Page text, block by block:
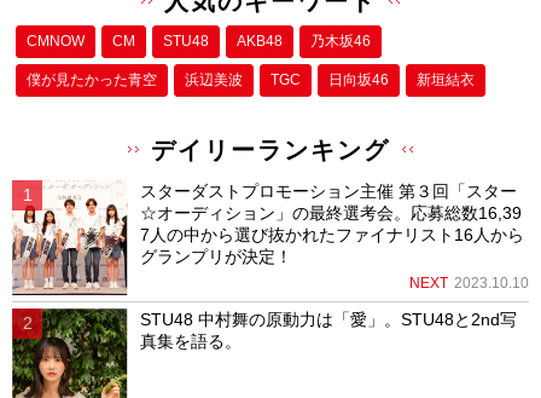
CMNOW CM STU48 AKB48 乃木坂46
僕が⾒たかった⻘空 浜辺美波 TGC 日向坂46 新垣結衣
デイリーランキング
スターダストプロモーション主催 第３回「スター
☆オーディション」の最終選考会。応募総数16,39
7人の中から選び抜かれたファイナリスト16人から
グランプリが決定！
NEXT 2023.10.10
STU48 中村舞の原動力は「愛」。STU48と2nd写
真集を語る。